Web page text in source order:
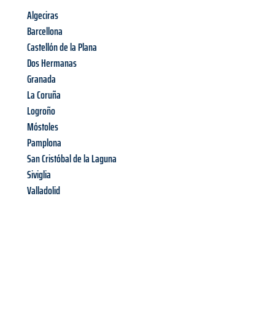
Algeciras
Barcellona
Castellón de la Plana
Dos Hermanas
Granada
La Coruña
Logroño
Móstoles
Pamplona
San Cristóbal de la Laguna
Siviglia
Valladolid